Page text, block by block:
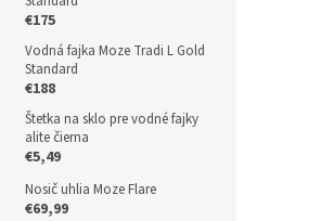
€175
Vodná fajka Moze Tradi L Gold
Standard
€188
Štetka na sklo pre vodné fajky
alite čierna
€5,49
Nosič uhlia Moze Flare
€69,99